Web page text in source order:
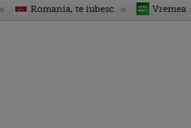
Romania, te iubesc Vremea